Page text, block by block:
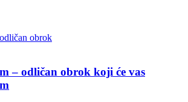
– odličan obrok koji će vas